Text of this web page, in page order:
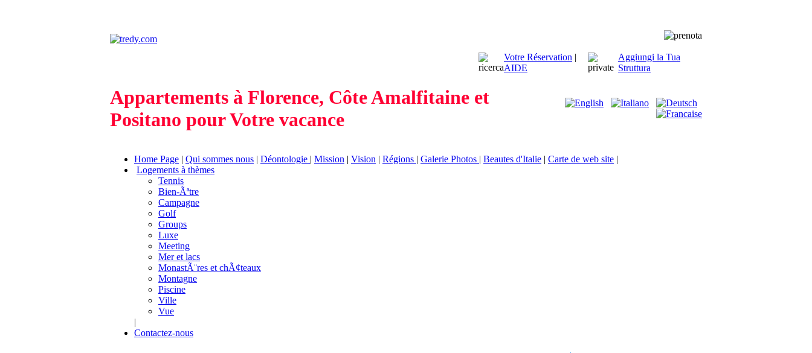
Votre Réservation |
AIDE
Aggiungi la Tua
Struttura
Appartements à Florence, Côte Amalfitaine et
Positano pour Votre vacance
Home Page | Qui sommes nous | Déontologie | Mission | Vision | Régions | Galerie Photos | Beautes d'Italie | Carte de web site |
Logements à thèmes
Tennis
Bien-Ãªtre
Campagne
Golf
Groups
Luxe
Meeting
Mer et lacs
MonastÃ¨res et chÃ¢teaux
Montagne
Piscine
Ville
Vue
|
Contactez-nous